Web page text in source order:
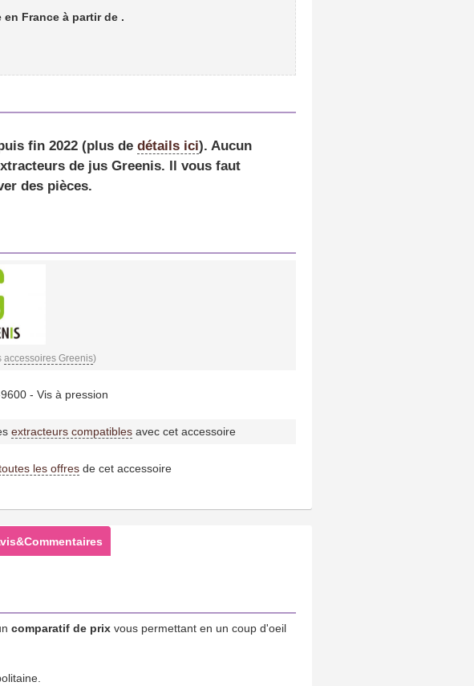
France à partir de .
fin 2022 (plus de détails ici). Aucun
de jus Greenis. Il vous faut
des pièces.
accessoires Greenis)
- Vis à pression
extracteurs compatiblesavec cet accessoire
les offresde cet accessoire
comparatif de prix vous permettant en un coup d'oeil